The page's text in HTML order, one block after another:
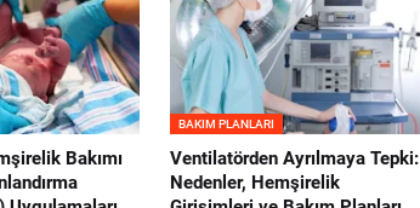
Bakımı
BAKIM PLANLARI
Ventilatörden Ayrılmaya Tepki:
Nedenler, Hemşirelik